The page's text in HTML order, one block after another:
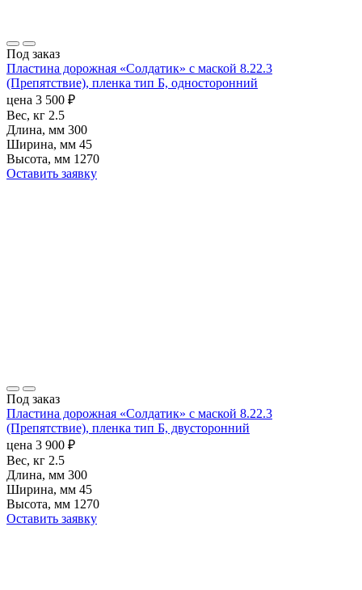
Под заказ
Пластина дорожная «Солдатик» с маской 8.22.3
(Препятствие), пленка тип Б, односторонний
цена 3 500 ₽
Вес, кг 2.5
Длина, мм 300
Ширина, мм 45
Высота, мм 1270
Оставить заявку
Под заказ
Пластина дорожная «Солдатик» с маской 8.22.3
(Препятствие), пленка тип Б, двусторонний
цена 3 900 ₽
Вес, кг 2.5
Длина, мм 300
Ширина, мм 45
Высота, мм 1270
Оставить заявку